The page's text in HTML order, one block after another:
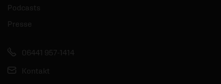
Podcasts
Presse
06441 957-1414
Kontakt